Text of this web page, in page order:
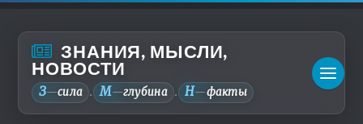
ЗНАНИЯ, МЫСЛИ,
НОВОСТИ
З—сила . М—глубина . Н—факты